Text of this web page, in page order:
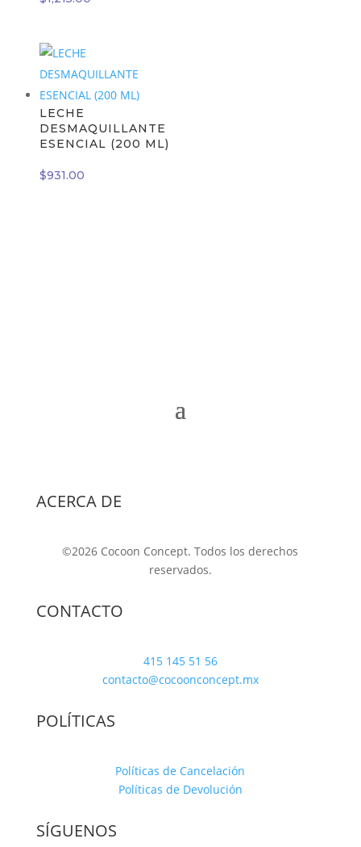
LECHE
DESMAQUILLANTE
ESENCIAL (200 ML)
$931.00
ACERCA DE
©2026 Cocoon Concept. Todos los derechos
reservados.
CONTACTO
415 145 51 56
contacto@cocoonconcept.mx
POLÍTICAS
Políticas de Cancelación
Políticas de Devolución
SÍGUENOS